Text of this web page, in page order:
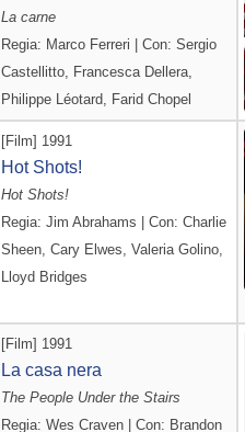
La carne
Regia: Marco Ferreri | Con: Sergio
Castellitto, Francesca Dellera,
Philippe Léotard, Farid Chopel
[Film] 1991
Hot Shots!
Hot Shots!
Regia: Jim Abrahams | Con: Charlie
Sheen, Cary Elwes, Valeria Golino,
Lloyd Bridges
[Film] 1991
La casa nera
The People Under the Stairs
Regia: Wes Craven | Con: Brandon